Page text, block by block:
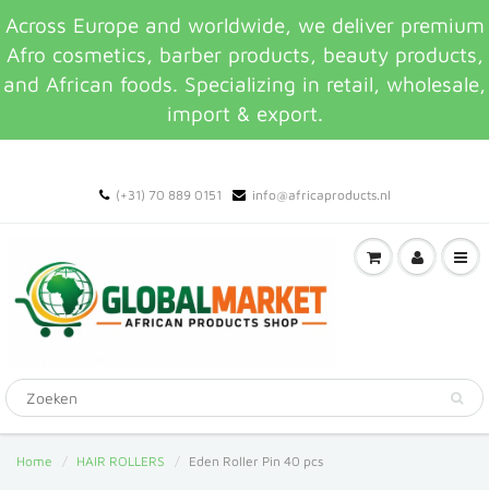
Across Europe and worldwide, we deliver premium
Afro cosmetics, barber products, beauty products,
and African foods. Specializing in retail, wholesale,
import & export.
(+31) 70 889 0151 info@africaproducts.nl
Home HAIR ROLLERS Eden Roller Pin 40 pcs